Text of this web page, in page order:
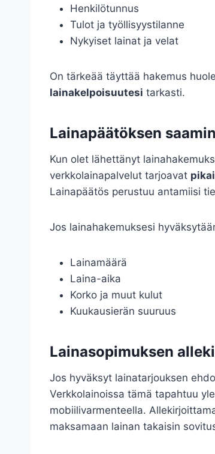
Henkilötunnus
Tulot ja työllisyystilanne
Nykyiset lainat ja velat
On tärkeää täyttää hakemus
lainakelpoisuutesi tarkasti.
Lainapäätöksen
Kun olet lähettänyt
verkkolainapalvelut tarjoavat
Lainapäätös perustuu antamiisi
Jos lainahakemuksesi
Lainamäärä
Laina-aika
Korko ja muut kulut
Kuukausierän suuruus
Lainasopimuksen
Jos hyväksyt lainatarjouksen
Verkkolainoissa tämä tapahtuu
mobiilivarmenteella.
maksamaan lainan takaisin